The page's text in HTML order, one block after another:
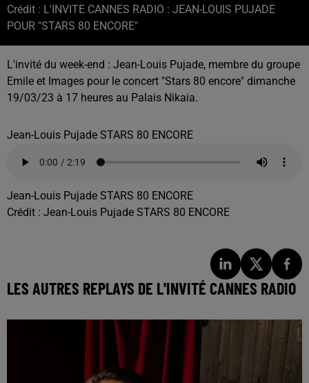
Crédit : L'INVITE CANNES RADIO : JEAN-LOUIS PUJADE
POUR "STARS 80 ENCORE"
L'invité du week-end : Jean-Louis Pujade, membre du groupe
Emile et Images pour le concert "Stars 80 encore" dimanche
19/03/23 à 17 heures au Palais Nikaia.
Jean-Louis Pujade STARS 80 ENCORE
Jean-Louis Pujade STARS 80 ENCORE
Crédit : Jean-Louis Pujade STARS 80 ENCORE
LES AUTRES REPLAYS DE L'INVITÉ CANNES RADIO